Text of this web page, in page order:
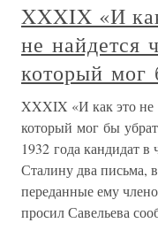
XXXIX «И
не найдется
который мог
XXXIX «И как это не
который мог бы
1932 года кандидат
Сталину два письма,
переданные ему
просил Савельева